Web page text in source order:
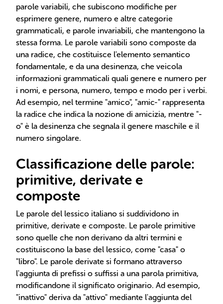
parole variabili, che subiscono modifiche per
esprimere genere, numero e altre categorie
grammaticali, e parole invariabili, che mantengono la
stessa forma. Le parole variabili sono composte da
una radice, che costituisce l'elemento semantico
fondamentale, e da una desinenza, che veicola
informazioni grammaticali quali genere e numero per
i nomi, e persona, numero, tempo e modo per i verbi.
Ad esempio, nel termine "amico", "amic-" rappresenta
la radice che indica la nozione di amicizia, mentre "-
o" è la desinenza che segnala il genere maschile e il
numero singolare.
Classificazione delle parole:
primitive, derivate e
composte
Le parole del lessico italiano si suddividono in
primitive, derivate e composte. Le parole primitive
sono quelle che non derivano da altri termini e
costituiscono la base del lessico, come "casa" o
"libro". Le parole derivate si formano attraverso
l'aggiunta di prefissi o suffissi a una parola primitiva,
modificandone il significato originario. Ad esempio,
"inattivo" deriva da "attivo" mediante l'aggiunta del